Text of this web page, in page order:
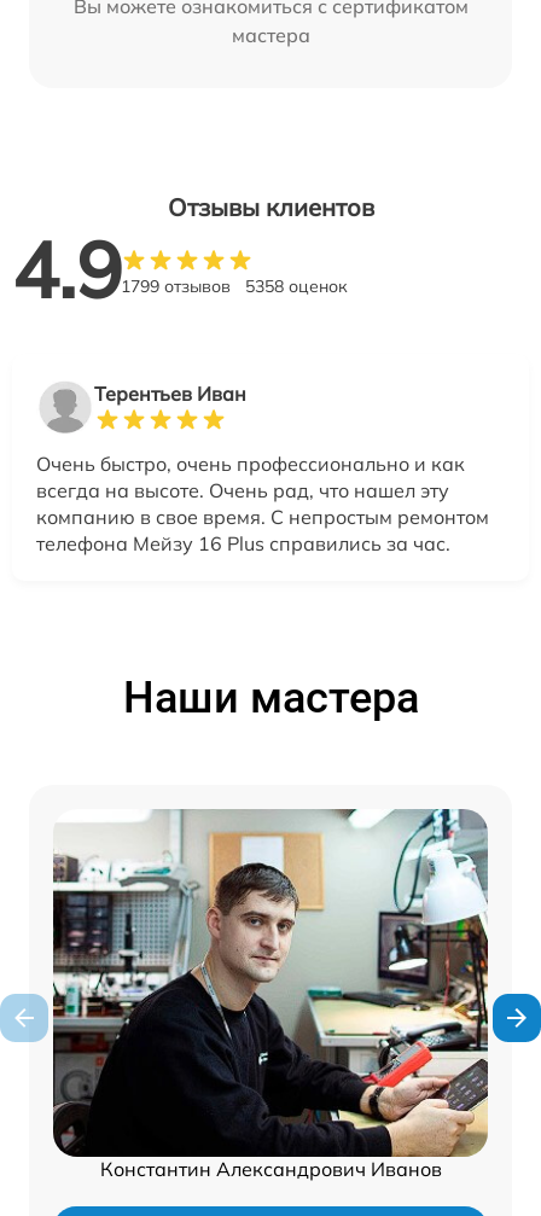
Вы можете ознакомиться с сертификатом
мастера
Отзывы клиентов
4.91799 отзывов 5358 оценок
Терентьев Иван
Очень быстро, очень профессионально и как
всегда на высоте. Очень рад, что нашел эту
компанию в свое время. С непростым ремонтом
телефона Мейзу 16 Plus справились за час.
Наши мастера
Константин Александрович Иванов